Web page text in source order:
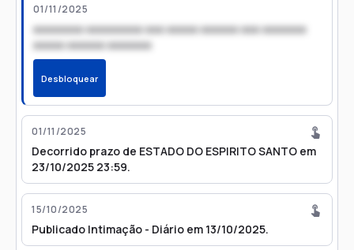
01/11/2025
xxxxxxxx xxxxxxxxx xxx xxxxx xxxxxx xxx xxxxxxx
xxxxx xxxxxx xxxxxxx
Desbloquear
01/11/2025
Decorrido prazo de ESTADO DO ESPIRITO SANTO em
23/10/2025 23:59.
15/10/2025
Publicado Intimação - Diário em 13/10/2025.